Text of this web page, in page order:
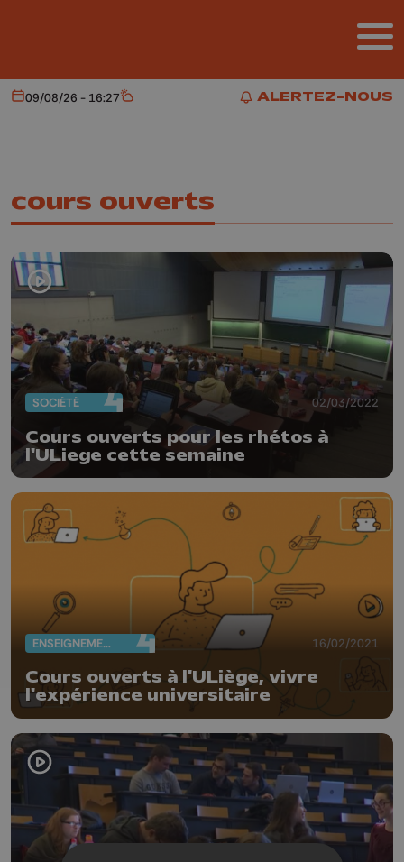
ALERTEZ-NOUS
ALERTEZ-NOUS
Aujourd'hui
09/08/26 - 16:27 Météo
cours ouverts
SOCIÉTÉ 02/03/2022
Cours ouverts pour les rhétos à
l'ULiege cette semaine
ENSEIGNEMENT 16/02/2021
Cours ouverts à l'ULiège, vivre
l'expérience universitaire